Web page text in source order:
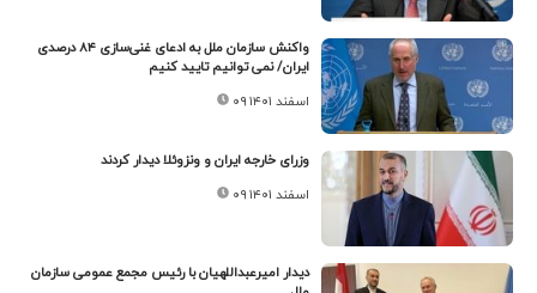
واکنش سازمان ملل به ادعای غنی‌سازی ۸۴ درصدی
ایران/ نمی توانیم تایید کنیم
۰۹ اسفند ۱۴۰۱
وزرای خارجه ایران و ونزوئلا دیدار کردند
۰۹ اسفند ۱۴۰۱
دیدار امیرعبداللهیان با رئیس مجمع عمومی سازمان